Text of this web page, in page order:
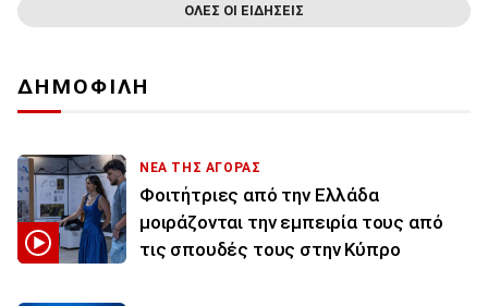
ΟΛΕΣ ΟΙ ΕΙΔΗΣΕΙΣ
ΔΗΜΟΦΙΛΗ
ΝΕΑ ΤΗΣ ΑΓΟΡΑΣ
Φοιτήτριες από την Ελλάδα
μοιράζονται την εμπειρία τους από
τις σπουδές τους στην Κύπρο